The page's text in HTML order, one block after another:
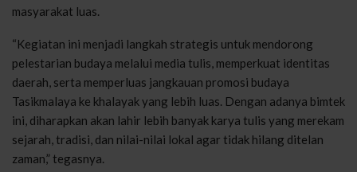
masyarakat luas.
“Kegiatan ini menjadi langkah strategis untuk mendorong
pelestarian budaya melalui media tulis, memperkuat identitas
daerah, serta memperluas jangkauan promosi budaya
Tasikmalaya ke khalayak yang lebih luas. Dengan adanya bimtek
ini, diharapkan akan lahir lebih banyak karya tulis yang merekam
sejarah, tradisi, dan nilai-nilai lokal agar tidak hilang ditelan
zaman,” tegasnya.